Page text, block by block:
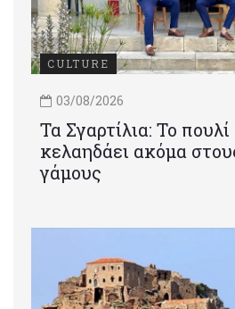
CULTURE
03/08/2026
Τα Σγαρτίλια: Το
κελαηδάει ακόμα
γάμους